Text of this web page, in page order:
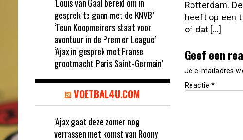
Rotterdam.
heeft op een
of dat […]
Geef een
Je e-mailadres
Reactie *
‘Louis van Gaal bereid om in
gesprek te gaan met de KNVB’
‘Teun Koopmeiners staat voor
avontuur in de Premier League’
‘Ajax in gesprek met Franse
grootmacht Paris Saint-Germain’
VOETBAL4U.COM
‘Ajax gaat deze zomer nog
verrassen met komst van Roony